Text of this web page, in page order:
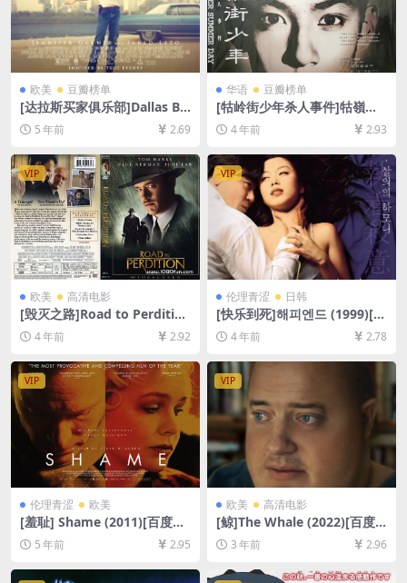
欧美 豆瓣榜单
[达拉斯买家俱乐部]Dallas Bu
yers Club (2013)完整版[百度
网盘+迅雷云盘资源1080P超
字幕]
5 年前 2.69
华语 豆瓣榜单
[牯岭街少年杀人事件]牯嶺街
少年殺人事件 (1991)[百度网
盘+迅雷云盘资源1080P超清
幕]
4 年前 2.93
VIP
欧美 高清电影
[毁灭之路]Road to Perdition
(2002)[百度网盘+迅雷云盘资
源1080P超清未删减][MP4/7.
6GB][中英字幕]
4 年前 2.92
VIP
伦理青涩 日韩
[快乐到死]해피엔드 (1999)[百
度网盘+迅雷云盘资源1080P
超清未删减][MP4/5.8GB][韩
语中字]
4 年前 2.78
VIP
伦理青涩 欧美
[羞耻] Shame (2011)[百度网
盘+夸克网盘+迅雷云盘资源10
80P超清未删减][MP4/6GB]
[中英字幕]【手机/平板无法在
5 年前 2.95
VIP
欧美 高清电影
[鲸]The Whale (2022)[百度
网盘+迅雷云盘资源1080P超
清未删减][MP4/6.8GB][中英
字幕]
3 年前 2.96